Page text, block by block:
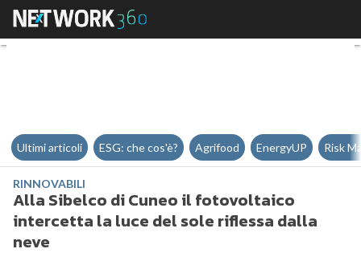
Alla Sibelco di Cuneo il
Ultimi articoli ESG: che cos'è? Agrifood EnergyUP Risk
RINNOVABILI
Alla Sibelco di Cuneo il fotovoltaico
intercetta la luce del sole riflessa dalla
neve